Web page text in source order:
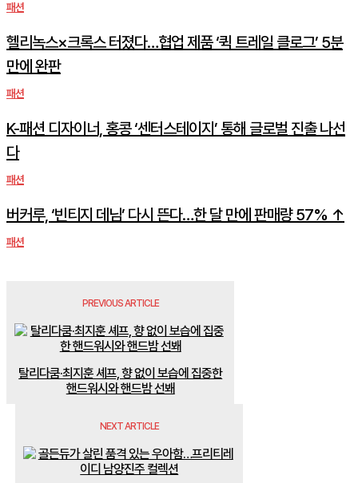
패션
헬리녹스×크록스 터졌다…협업 제품 ‘퀵 트레일 클로그’ 5분
만에 완판
패션
K-패션 디자이너, 홍콩 ‘센터스테이지’ 통해 글로벌 진출 나선
다
패션
버커루, ‘빈티지 데님’ 다시 뜬다…한 달 만에 판매량 57% ↑
패션
PREVIOUS ARTICLE
탈리다쿰·최지훈 셰프, 향 없이 보습에 집중한
핸드워시와 핸드밤 선봬
NEXT ARTICLE